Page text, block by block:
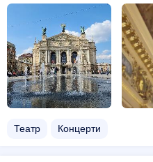
Театр Концерти